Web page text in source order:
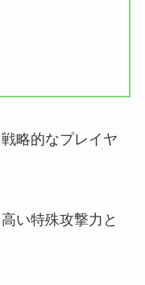
略的なプレイヤ
い特殊攻撃力と